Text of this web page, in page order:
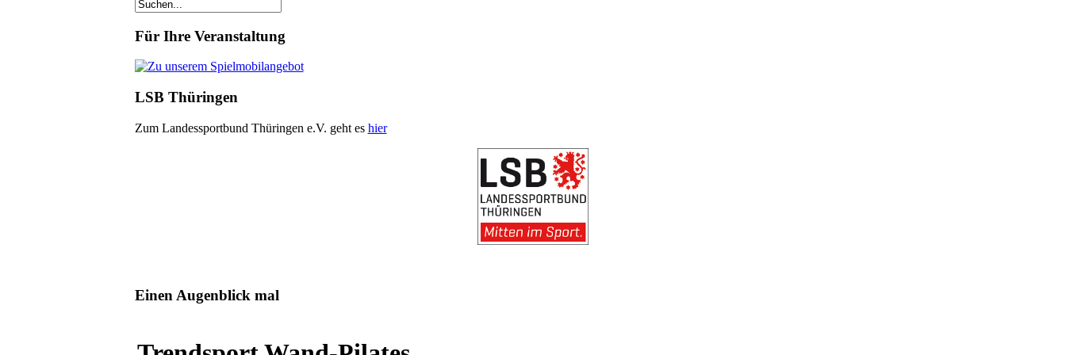
Für Ihre Veranstaltung
LSB Thüringen
Zum Landessportbund Thüringen e.V. geht es hier
Einen Augenblick mal